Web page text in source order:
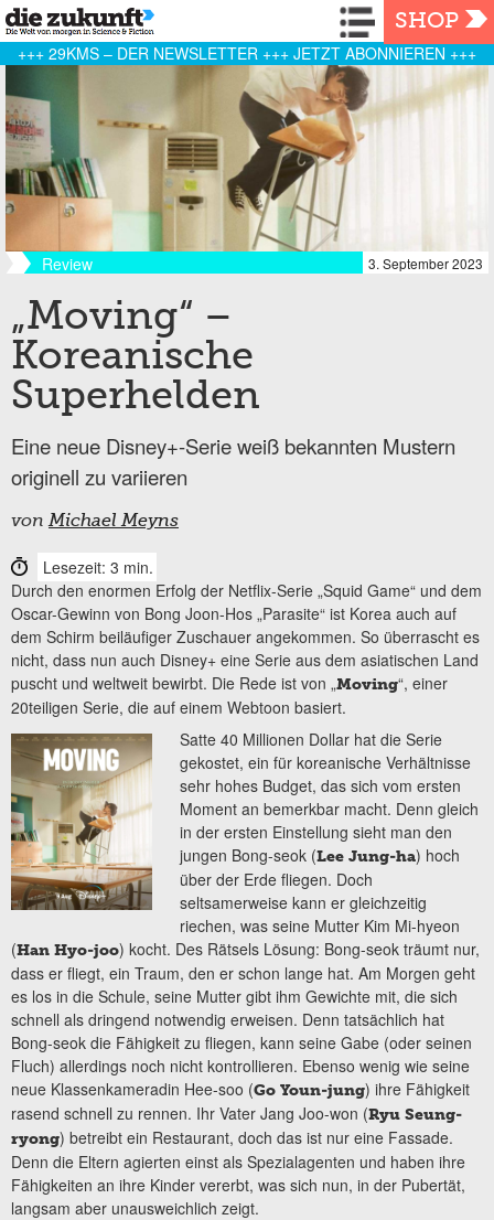
Navigation
SHOP
+++ 29KMS – DER NEWSLETTER +++ JETZT ABONNIEREN +++
Review 3. September 2023
„Moving“ –
Koreanische
Superhelden
Eine neue Disney+-Serie weiß bekannten Mustern
originell zu variieren
vonMichael Meyns
Lesezeit: 3 min.
Durch den enormen Erfolg der Netflix-Serie „Squid Game“ und dem
Oscar-Gewinn von Bong Joon-Hos „Parasite“ ist Korea auch auf
dem Schirm beiläufiger Zuschauer angekommen. So überrascht es
nicht, dass nun auch Disney+ eine Serie aus dem asiatischen Land
puscht und weltweit bewirbt. Die Rede ist von „Moving“, einer
20teiligen Serie, die auf einem Webtoon basiert.
Satte 40 Millionen Dollar hat die Serie
gekostet, ein für koreanische Verhältnisse
sehr hohes Budget, das sich vom ersten
Moment an bemerkbar macht. Denn gleich
in der ersten Einstellung sieht man den
jungen Bong-seok (Lee Jung-ha) hoch
über der Erde fliegen. Doch
seltsamerweise kann er gleichzeitig
riechen, was seine Mutter Kim Mi-hyeon
(Han Hyo-joo) kocht. Des Rätsels Lösung: Bong-seok träumt nur,
dass er fliegt, ein Traum, den er schon lange hat. Am Morgen geht
es los in die Schule, seine Mutter gibt ihm Gewichte mit, die sich
schnell als dringend notwendig erweisen. Denn tatsächlich hat
Bong-seok die Fähigkeit zu fliegen, kann seine Gabe (oder seinen
Fluch) allerdings noch nicht kontrollieren. Ebenso wenig wie seine
neue Klassenkameradin Hee-soo (Go Youn-jung) ihre Fähigkeit
rasend schnell zu rennen. Ihr Vater Jang Joo-won (Ryu Seung-
ryong) betreibt ein Restaurant, doch das ist nur eine Fassade.
Denn die Eltern agierten einst als Spezialagenten und haben ihre
Fähigkeiten an ihre Kinder vererbt, was sich nun, in der Pubertät,
langsam aber unausweichlich zeigt.